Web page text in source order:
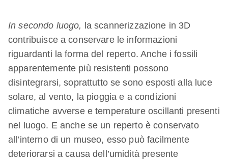
In secondo luogo, la scannerizzazione in 3D
contribuisce a conservare le informazioni
riguardanti la forma del reperto. Anche i fossili
apparentemente più resistenti possono
disintegrarsi, soprattutto se sono esposti alla luce
solare, al vento, la pioggia e a condizioni
climatiche avverse e temperature oscillanti presenti
nel luogo. E anche se un reperto è conservato
all’interno di un museo, esso può facilmente
deteriorarsi a causa dell’umidità presente